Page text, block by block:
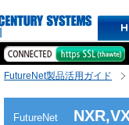
FutureNet製品活用ガイド
FutureNet